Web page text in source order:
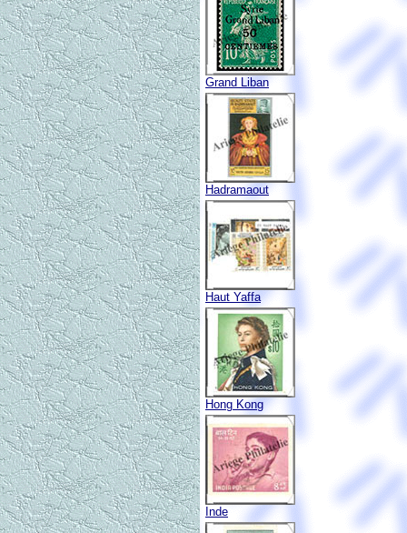
Grand Liban
Hadramaout
Haut Yaffa
Hong Kong
Inde